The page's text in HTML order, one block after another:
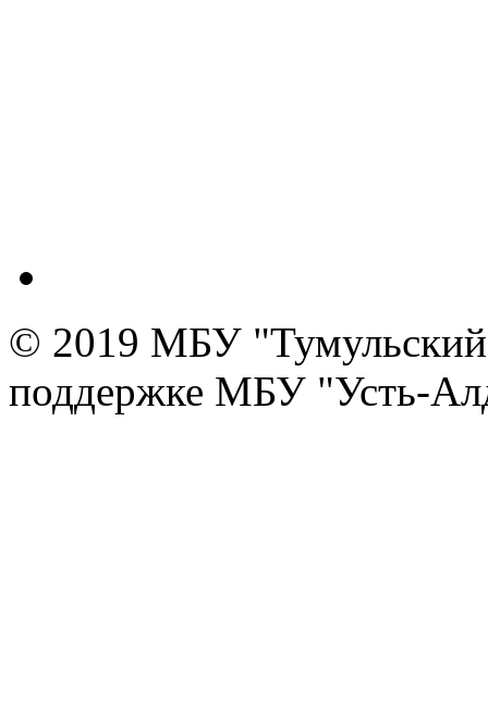
© 2019 МБУ "Тумульский
поддержке МБУ "Усть-